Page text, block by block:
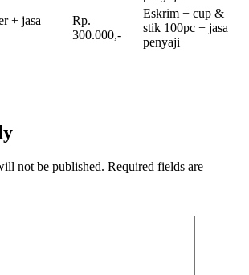
+ jasa
Rp.
300.000,-
Eskrim + cup &
stik 100pc + jasa
penyaji
not be published. Required fields are